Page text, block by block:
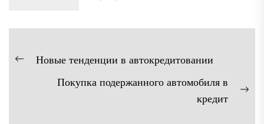
Навигация
Предыдущая
Новые тенденции в автокредитовании
Покупка подержанного автомобиля в
кредит